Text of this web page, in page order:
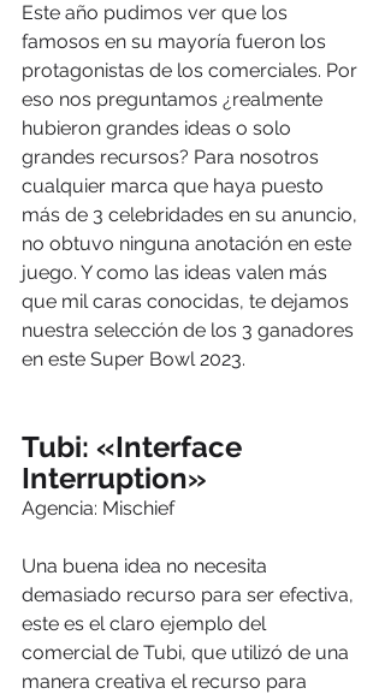
Este año pudimos ver que los
famosos en su mayoría fueron los
protagonistas de los comerciales. Por
eso nos preguntamos ¿realmente
hubieron grandes ideas o solo
grandes recursos? Para nosotros
cualquier marca que haya puesto
más de 3 celebridades en su anuncio,
no obtuvo ninguna anotación en este
juego. Y como las ideas valen más
que mil caras conocidas, te dejamos
nuestra selección de los 3 ganadores
en este Super Bowl 2023.
Tubi: «Interface
Interruption»
Agencia: Mischief
Una buena idea no necesita
demasiado recurso para ser efectiva,
este es el claro ejemplo del
comercial de Tubi, que utilizó de una
manera creativa el recurso para